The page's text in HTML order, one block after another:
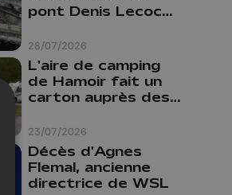
28/07/2026
pont Denis Lecocq
budget pour le
faire
23/07/2026
L'aire de camping
de Hamoir fait un
carton auprès des
Décès d'Agnes
Flemal, ancienne
directrice de WSL